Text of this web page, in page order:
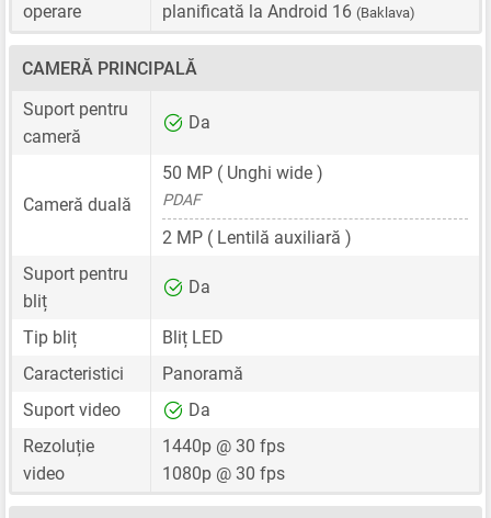
operare
planificată la Android 16 (Baklava)
CAMERĂ PRINCIPALĂ
Suport pentru
cameră
Da
Cameră duală
50 MP ( Unghi wide )
PDAF
2 MP ( Lentilă auxiliară )
Suport pentru
bliț
Da
Tip bliț
Bliț LED
Caracteristici
Panoramă
Suport video
Da
Rezoluție
video
1440p @ 30 fps
1080p @ 30 fps